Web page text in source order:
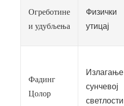
Огреботине
и удубљења
Физички
утицај
Фадинг
Цолор
Излагање
сунчевој
светлости